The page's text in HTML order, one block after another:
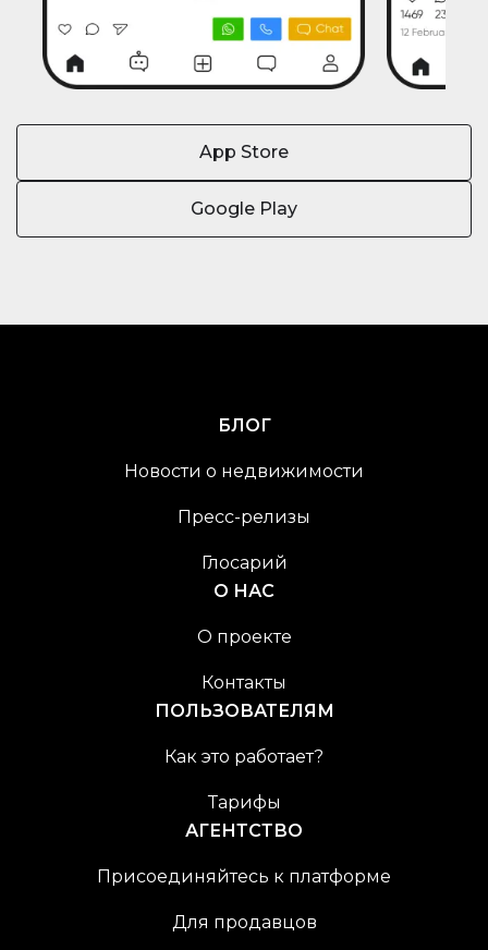
App Store
Google Play
БЛОГ
Новости о недвижимости
Пресс-релизы
Глосарий
О НАС
О проекте
Контакты
ПОЛЬЗОВАТЕЛЯМ
Как это работает?
Тарифы
АГЕНТСТВО
Присоединяйтесь к платформе
Для продавцов